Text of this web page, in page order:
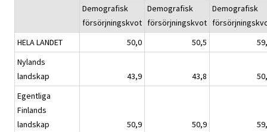
Demografisk
försörjningskvot
Demografisk
försörjningskvot
Demografisk
HELA LANDET
50,0 50,5
Nylands
landskap
43,9 43,8
Egentliga
Finlands
landskap
50,9 50,9